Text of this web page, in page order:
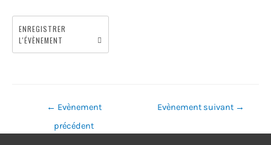
ENREGISTRER
L'ÉVÈNEMENT
Navigation
← Evènement
précédent
Evènement suivant →